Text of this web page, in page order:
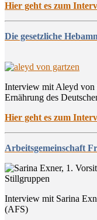
Hier geht es zum
Die gesetzliche
Interview mit Aleyd von
Ernährung des
Hier geht es zum
Arbeitsgemeinschaft
Interview mit Sarina
(AFS)